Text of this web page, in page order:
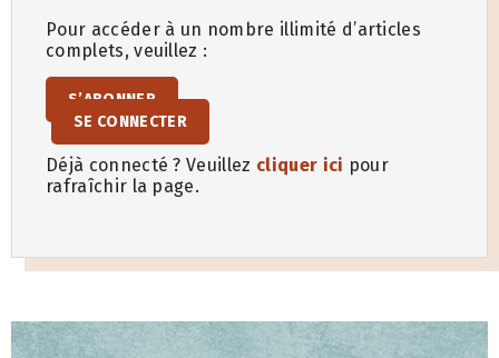
Pour accéder à un nombre illimité d’articles
complets, veuillez :
S’ABONNER
SE CONNECTER
Déjà connecté ? Veuillez cliquer ici pour
rafraîchir la page.